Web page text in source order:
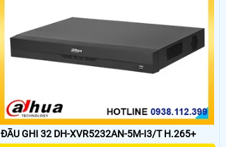
ĐẦU GHI 32 DH-XVR5232AN-5M-I3/T H.265+